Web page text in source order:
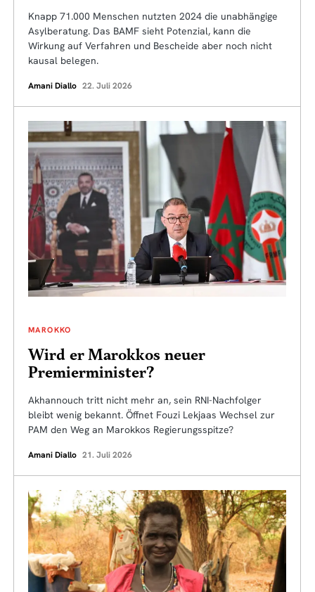
Knapp 71.000 Menschen nutzten 2024 die unabhängige
Asylberatung. Das BAMF sieht Potenzial, kann die
Wirkung auf Verfahren und Bescheide aber noch nicht
kausal belegen.
Amani Diallo 22. Juli 2026
MAROKKO
Wird er Marokkos neuer
Premierminister?
Akhannouch tritt nicht mehr an, sein RNI-Nachfolger
bleibt wenig bekannt. Öffnet Fouzi Lekjaas Wechsel zur
PAM den Weg an Marokkos Regierungsspitze?
Amani Diallo 21. Juli 2026